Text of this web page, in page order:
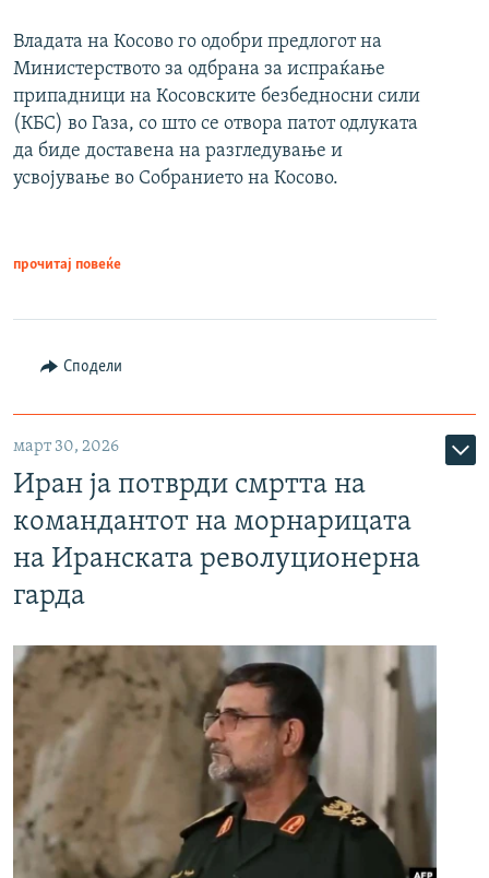
Владата на Косово го одобри предлогот на
Министерството за одбрана за испраќање
припадници на Косовските безбедносни сили
(КБС) во Газа, со што се отвора патот одлуката
да биде доставена на разгледување и
усвојување во Собранието на Косово.
прочитај повеќе
Сподели
март 30, 2026
Иран ја потврди смртта на
командантот на морнарицата
на Иранската револуционерна
гарда